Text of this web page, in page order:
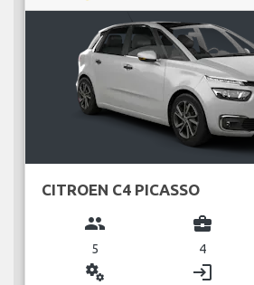
CITROEN C4 PICASSO
group
5
business_center
4
miscellaneous_services login